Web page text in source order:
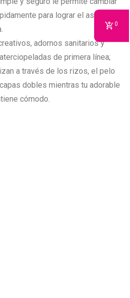
para lograr el aspecto
adornos sanitarios y
de primera línea;
a través de los rizos, el pelo
dobles mientras tu adorable
cómodo.
0